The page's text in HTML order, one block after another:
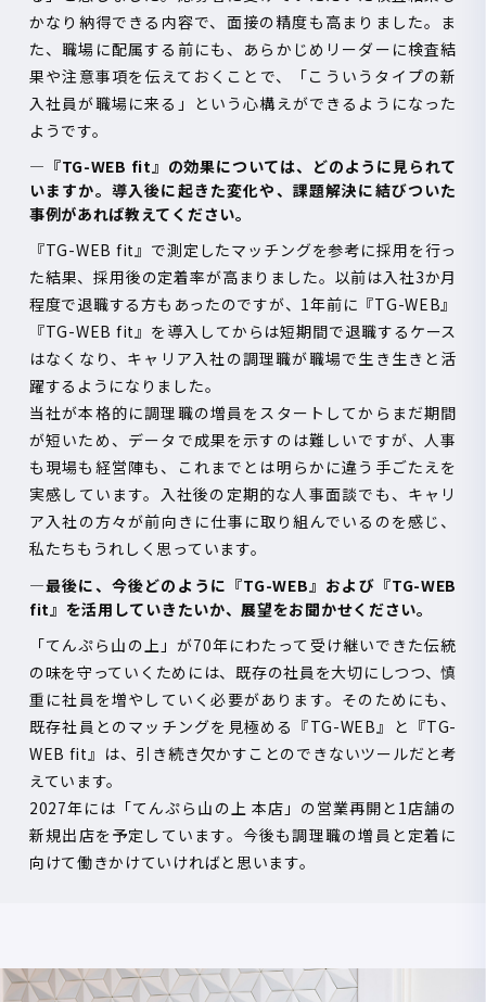
かなり納得できる内容で、面接の精度も高まりました。ま
た、職場に配属する前にも、あらかじめリーダーに検査結
果や注意事項を伝えておくことで、「こういうタイプの新
入社員が職場に来る」という心構えができるようになった
ようです。
―『TG-WEB fit』の効果については、どのように見られて
いますか。導入後に起きた変化や、課題解決に結びついた
事例があれば教えてください。
『TG-WEB fit』で測定したマッチングを参考に採用を行っ
た結果、採用後の定着率が高まりました。以前は入社3か月
程度で退職する方もあったのですが、 1年前に『TG-WEB』
『TG-WEB fit』を導入してからは短期間で退職するケース
はなくなり、キャリア入社の調理職が職場で生き生きと活
躍するようになりました。
当社が本格的に調理職の増員をスタートしてからまだ期間
が短いため、データで成果を示すのは難しいですが、人事
も現場も経営陣も、これまでとは明らかに違う手ごたえを
実感しています。入社後の定期的な人事面談でも、キャリ
ア入社の方々が前向きに仕事に取り組んでいるのを感じ、
私たちもうれしく思っています。
―最後に、今後どのように『TG-WEB 』および『TG-WEB
fit 』を活用していきたいか、展望をお聞かせください。
「てんぷら山の上」が70年にわたって受け継いできた伝統
の味を守っていくためには、既存の社員を大切にしつつ、慎
重に社員を増やしていく必要があります。そのためにも、
既存社員とのマッチングを見極める『TG-WEB 』と『TG-
WEB fit 』は、引き続き欠かすことのできないツールだと考
えています。
2027年には「てんぷら山の上 本店」の営業再開と 1 店舗の
新規出店を予定しています。今後も調理職の増員と定着に
向けて働きかけていければと思います。